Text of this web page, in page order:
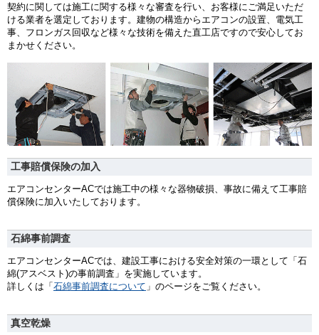
契約に関しては施工に関する様々な審査を行い、お客様にご満足いただ
ける業者を選定しております。建物の構造からエアコンの設置、電気工
事、フロンガス回収など様々な技術を備えた直工店ですので安心してお
まかせください。
工事賠償保険の加入
エアコンセンターACでは施工中の様々な器物破損、事故に備えて工事賠
償保険に加入いたしております。
石綿事前調査
エアコンセンターACでは、建設工事における安全対策の一環として「石
綿(アスベスト)の事前調査」を実施しています。
詳しくは「 石綿事前調査について 」のページをご覧ください。
真空乾燥